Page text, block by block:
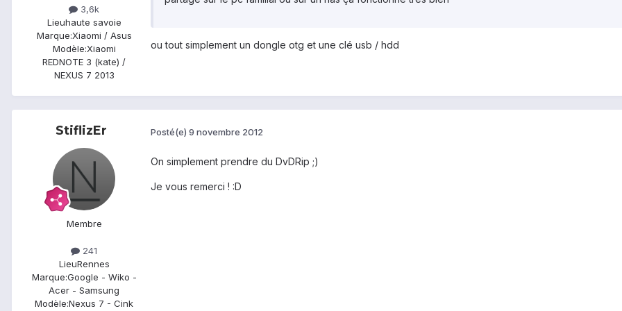
3,6k
Lieuhaute savoie
Marque:Xiaomi / Asus
Modèle:Xiaomi
REDNOTE 3 (kate) /
NEXUS 7 2013
ou tout simplement un dongle otg et une clé usb / hdd
StiflizEr
Membre
241
LieuRennes
Marque:Google - Wiko -
Acer - Samsung
Modèle:Nexus 7 - Cink
Posté(e) 9 novembre 2012
On simplement prendre du DvDRip ;)
Je vous remerci ! :D